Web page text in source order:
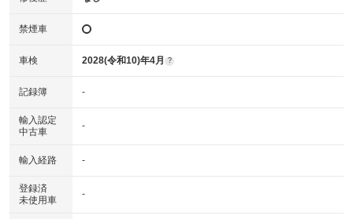
禁煙車
車検 2028(令和10)年4月 ?
記録簿 -
輸入認定
中古車
-
輸入経路 -
登録済
未使用車
-